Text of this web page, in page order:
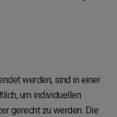
werden, sind in einer
um individuellen
gerecht zu werden. Die